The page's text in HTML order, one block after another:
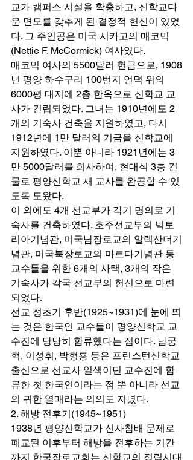
교가 캠퍼스 시설을 확충하고, 신학교다
운 면모를 갖추게 된 결정적 헌신이 있었
다. 그 주인공은 미국 시카고의 매코믹
(Nettie F. McCormick) 여사였다.
매코믹 여사의 5500달러 헌금으로, 1908
년 평양 하수구리 100번지 언덕 위의
6000평 대지에 2층 한옥으로 신학교 교
사가 건립되었다. 그녀는 1910년에도 2
개의 기숙사 건축을 지원하였고, 다시
1912년에 1만 달러의 기금을 신학교에
지원하였다. 이뿐 아니라 1921년에는 3
만 5000달러를 희사하여, 현대식 3층 건
물로 평양신학교 새 교사를 완공할 수 있
도록 도왔다.
이 외에도 4개 선교부가 각기 명의로 기
숙사를 건축하였다. 호주선교부의 빅토
리아기념관, 미국남장로교의 알렉산더기
념관, 미국북장로교의 마르다기념관 등
교수들을 위한 6개의 사택, 3개의 작은
기숙사가 각국 선교부의 헌신으로 마련
되었다.
선교 정초기 후반(1925~1931)에 눈에 띄
는 것은 한국인 교수들이 평양신학교 교
수진에 당당히 합류했다는 점이다. 남궁
혁, 이성휘, 박형룡 등은 프린스턴신학교
출신으로 선교사 일색이던 교수진에 합
류한 첫 한국인이라는 점 뿐 아니라 선교
의 귀한 열매라는 의의도 지녔다.
2. 해방 전후기(1945~1951)
1938년 평양신학교가 신사참배 문제로
폐교된 이후부터 해방을 전후하는 기간
까지 한국장로교회는 신학교의 정립시대